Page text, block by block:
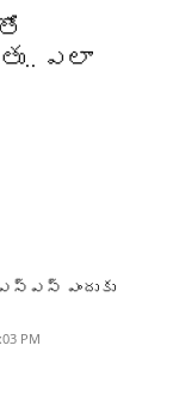
ఎలా
ఎందుకు
PM